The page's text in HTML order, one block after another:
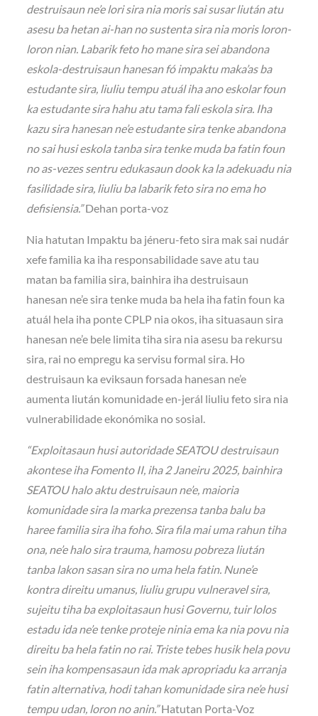
destruisaun ne’e lori sira nia moris sai susar liután atu
asesu ba hetan ai-han no sustenta sira nia moris loron-
loron nian. Labarik feto ho mane sira sei abandona
eskola-destruisaun hanesan fó impaktu maka’as ba
estudante sira, liuliu tempu atuál iha ano eskolar foun
ka estudante sira hahu atu tama fali eskola sira. Iha
kazu sira hanesan ne’e estudante sira tenke abandona
no sai husi eskola tanba sira tenke muda ba fatin foun
no as-vezes sentru edukasaun dook ka la adekuadu nia
fasilidade sira, liuliu ba labarik feto sira no ema ho
defisiensia.”Dehan porta-voz
Nia hatutan Impaktu ba jéneru-feto sira mak sai nudár
xefe familia ka iha responsabilidade save atu tau
matan ba familia sira, bainhira iha destruisaun
hanesan ne’e sira tenke muda ba hela iha fatin foun ka
atuál hela iha ponte CPLP nia okos, iha situasaun sira
hanesan ne’e bele limita tiha sira nia asesu ba rekursu
sira, rai no empregu ka servisu formal sira. Ho
destruisaun ka eviksaun forsada hanesan ne’e
aumenta liután komunidade en-jerál liuliu feto sira nia
vulnerabilidade ekonómika no sosial.
“Exploitasaun husi autoridade SEATOU destruisaun
akontese iha Fomento II, iha 2 Janeiru 2025, bainhira
SEATOU halo aktu destruisaun ne’e, maioria
komunidade sira la marka prezensa tanba balu ba
haree familia sira iha foho. Sira fila mai uma rahun tiha
ona, ne’e halo sira trauma, hamosu pobreza liután
tanba lakon sasan sira no uma hela fatin. Nune’e
kontra direitu umanus, liuliu grupu vulneravel sira,
sujeitu tiha ba exploitasaun husi Governu, tuir lolos
estadu ida ne’e tenke proteje ninia ema ka nia povu nia
direitu ba hela fatin no rai. Triste tebes husik hela povu
sein iha kompensasaun ida mak apropriadu ka arranja
fatin alternativa, hodi tahan komunidade sira ne’e husi
tempu udan, loron no anin.”Hatutan Porta-Voz